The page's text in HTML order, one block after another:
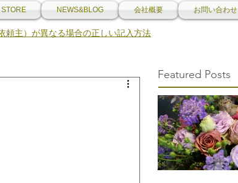
NEWS&BLOG 会社概要 お問い合わせ
頼主）が異なる場合の正しい記入方法
Featured Posts